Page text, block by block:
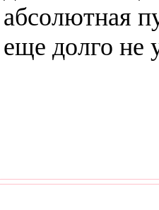
абсолютная
еще долго не